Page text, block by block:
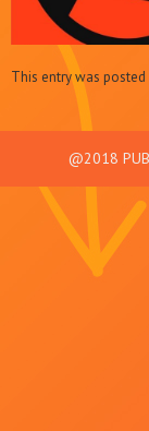
This entry was
@2018 PUB